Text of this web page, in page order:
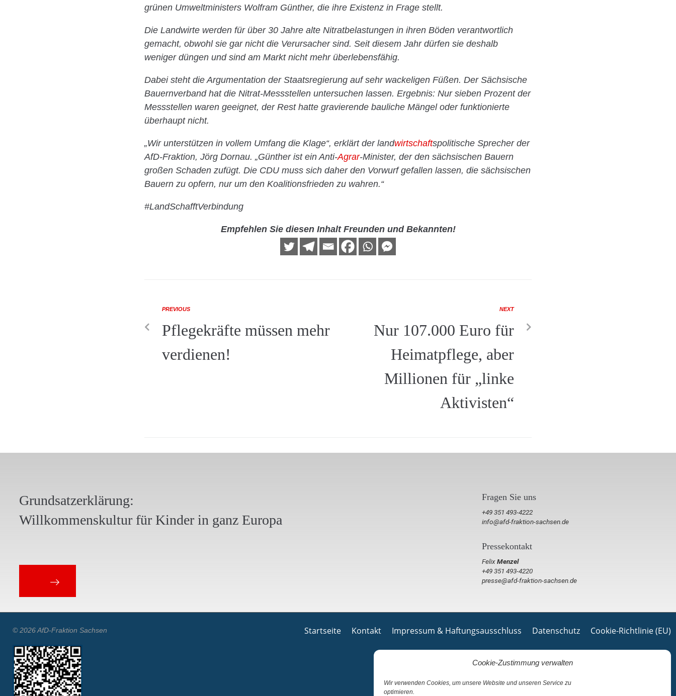
Cookie-Zustimmung verwalten
Wir verwenden Cookies, um unsere Website und unseren Service zu
optimieren.
grünen Umweltministers Wolfram Günther, die ihre Existenz in Frage stellt.
Die Landwirte werden für über 30 Jahre alte Nitratbelastungen in ihren Böden verantwortlich
gemacht, obwohl sie gar nicht die Verursacher sind. Seit diesem Jahr dürfen sie deshalb
weniger düngen und sind am Markt nicht mehr überlebensfähig.
Dabei steht die Argumentation der Staatsregierung auf sehr wackeligen Füßen. Der Sächsische
Bauernverband hat die Nitrat-Messstellen untersuchen lassen. Ergebnis: Nur sieben Prozent der
Messstellen waren geeignet, der Rest hatte gravierende bauliche Mängel oder funktionierte
überhaupt nicht.
„Wir unterstützen in vollem Umfang die Klage“, erklärt der landwirtschaftspolitische Sprecher der
AfD-Fraktion, Jörg Dornau. „Günther ist ein Anti-Agrar-Minister, der den sächsischen Bauern
großen Schaden zufügt. Die CDU muss sich daher den Vorwurf gefallen lassen, die sächsischen
Bauern zu opfern, nur um den Koalitionsfrieden zu wahren.“
#LandSchafftVerbindung
Empfehlen Sie diesen Inhalt Freunden und Bekannten!
PREVIOUS
Pflegekräfte müssen mehr
verdienen!
NEXT
Nur 107.000 Euro für
Heimatpflege, aber
Millionen für „linke
Aktivisten“
Grundsatzerklärung:
Willkommenskultur für Kinder in ganz Europa
Fragen Sie uns
+49 351 493-4222
info@afd-fraktion-sachsen.de
Pressekontakt
FelixMenzel
+49 351 493-4220
presse@afd-fraktion-sachsen.de
© 2026 AfD-Fraktion Sachsen Startseite Kontakt Impressum & Haftungsausschluss Datenschutz Cookie-Richtlinie (EU)